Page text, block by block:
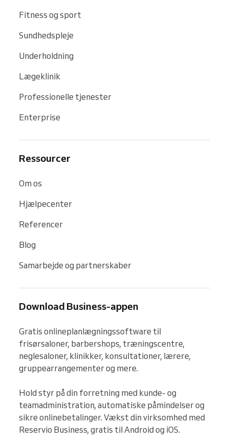
Fitness og sport
Sundhedspleje
Underholdning
Lægeklinik
Professionelle tjenester
Enterprise
Ressourcer
Om os
Hjælpecenter
Referencer
Blog
Samarbejde og partnerskaber
Download Business-appen
Gratis onlineplanlægningssoftware til
frisørsaloner, barbershops, træningscentre,
neglesaloner, klinikker, konsultationer, lærere,
gruppearrangementer og mere.
Hold styr på din forretning med kunde- og
teamadministration, automatiske påmindelser og
sikre onlinebetalinger. Vækst din virksomhed med
Reservio Business, gratis til Android og iOS.